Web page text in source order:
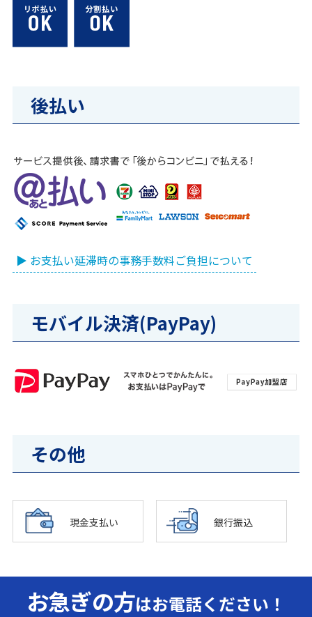
後払い
▶ お支払い延滞時の事務手数料ご負担について
モバイル決済(PayPay)
その他
現金支払い 銀行振込
お急ぎの方はお電話ください！